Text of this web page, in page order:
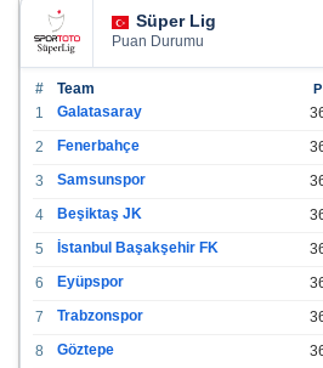
Süper Lig
Puan Durumu
# Team P
1 Galatasaray
2
Fenerbahçe
3
Samsunspor
4
Beşiktaş JK
5
İstanbul Başakşehir FK
6
Eyüpspor
7
Trabzonspor
8
Göztepe